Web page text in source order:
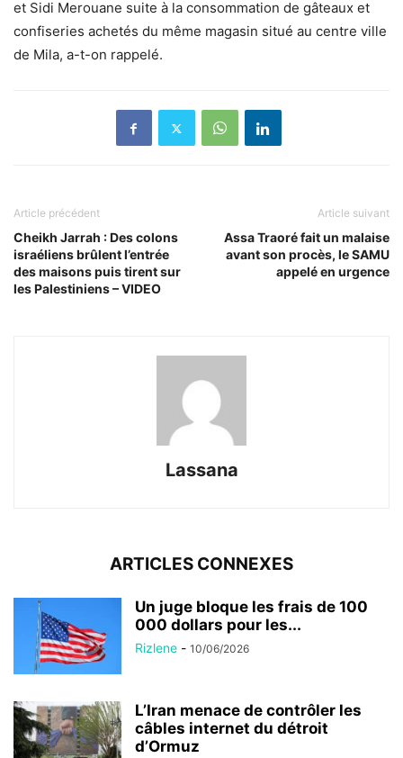
et Sidi Merouane suite à la consommation de gâteaux et
confiseries achetés du même magasin situé au centre ville
de Mila, a-t-on rappelé.
Article précédent
Cheikh Jarrah : Des colons
israéliens brûlent l’entrée
des maisons puis tirent sur
les Palestiniens – VIDEO
Article suivant
Assa Traoré fait un malaise
avant son procès, le SAMU
appelé en urgence
Lassana
ARTICLES CONNEXES
Un juge bloque les frais de 100
000 dollars pour les...
Rizlene - 10/06/2026
L’Iran menace de contrôler les
câbles internet du détroit
d’Ormuz